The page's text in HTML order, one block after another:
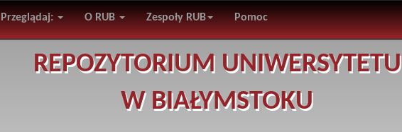
Przeglądaj: O RUB Zespoły RUB Pomoc
REPOZYTORIUM UNIWERSYTETU
W BIAŁYMSTOKU